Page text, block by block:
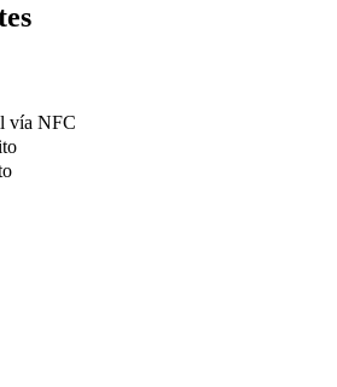
vía NFC